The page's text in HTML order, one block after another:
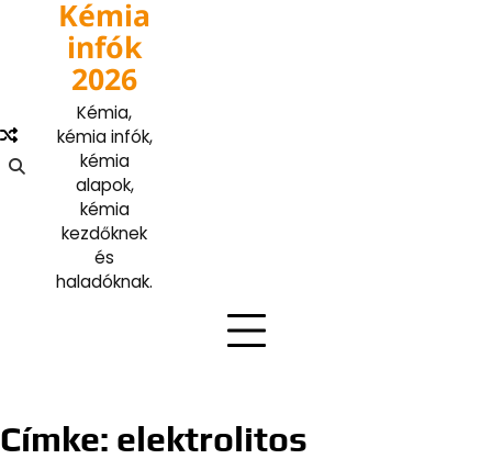
Kémia
infók
2026
Kémia,
kémia infók,
kémia
alapok,
kémia
kezdőknek
és
haladóknak.
Címke: elektrolitos